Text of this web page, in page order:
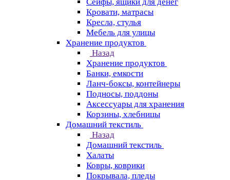
Кровати, матрасы
Кресла, стулья
Мебель для улицы
Хранение продуктов
Назад
Хранение продуктов
Банки, емкости
Ланч-боксы, контейнеры
Подносы, поддоны
Аксессуары для хранения
Корзины, хлебницы
Домашний текстиль
Назад
Домашний текстиль
Халаты
Ковры, коврики
Покрывала, пледы